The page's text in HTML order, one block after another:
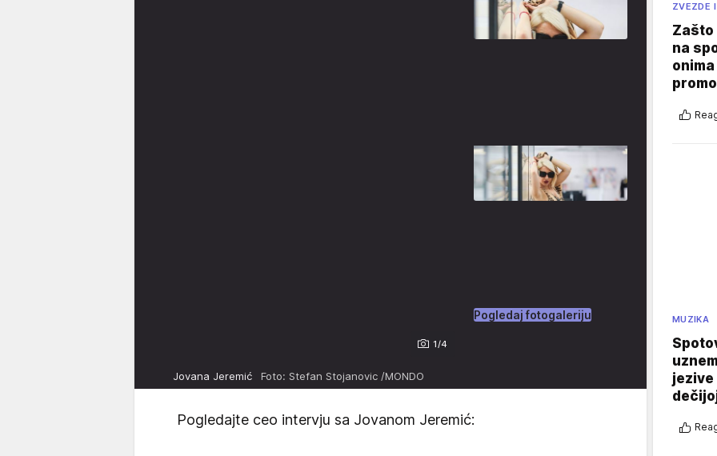
1/4
Pogledaj fotogaleriju
Jovana Jeremić Foto: Stefan Stojanovic /MONDO
Pogledajte ceo intervju sa Jovanom Jeremić:
ZVEZDE
Zašto
na
MUZIKA
jezive